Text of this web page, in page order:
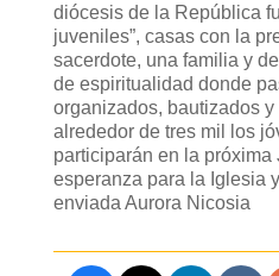
diócesis de la República
juveniles”, casas con la
sacerdote, una familia y
de espiritualidad donde
organizados, bautizados
alrededor de tres mil los
participarán en la próxima
esperanza para la Iglesia
enviada Aurora Nicosia